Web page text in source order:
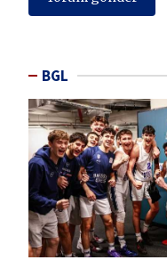
BGL